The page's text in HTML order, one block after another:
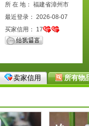
所 在 地： 福建省漳州市
最近登录： 2026-08-07
买家信用： 17
卖家信用 所有物